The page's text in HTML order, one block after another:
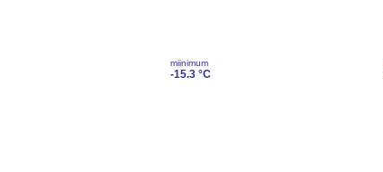
miinimum
-15.3 °C